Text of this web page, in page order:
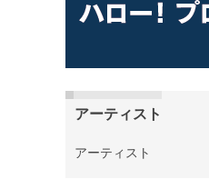
アーティスト
アーティスト